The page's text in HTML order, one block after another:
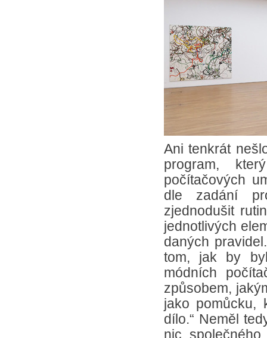
Ani tenkrát
program,
počítačových
dle zadání
zjednodušit
jednotlivých
daných
tom, jak by
módních
způsobem,
jako pomůcku,
dílo.“ Neměl
nic